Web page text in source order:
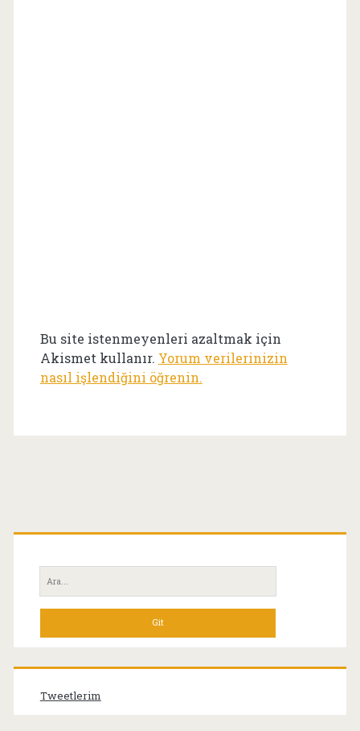
Bu site istenmeyenleri azaltmak için
Akismet kullanır. Yorum verilerinizin
nasıl işlendiğini öğrenin.
Birincil
Yan
Menü
Ara:
Tweetlerim